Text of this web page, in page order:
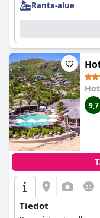
Ranta-alue
9,7
Tiedot